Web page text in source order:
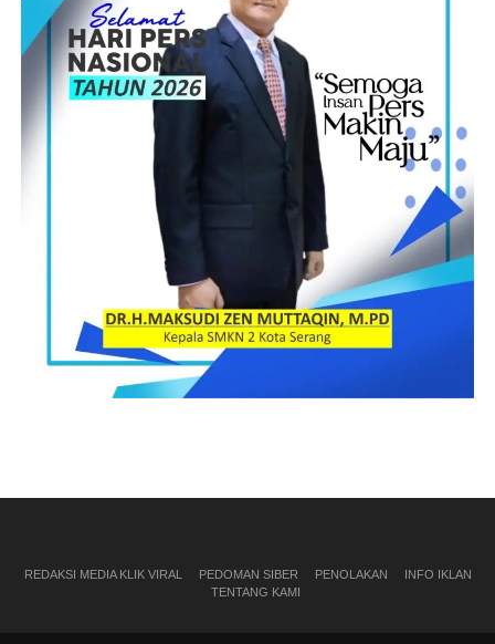
REDAKSI MEDIA KLIK VIRAL PEDOMAN SIBER PENOLAKAN
INFO IKLAN
TENTANG KAMI